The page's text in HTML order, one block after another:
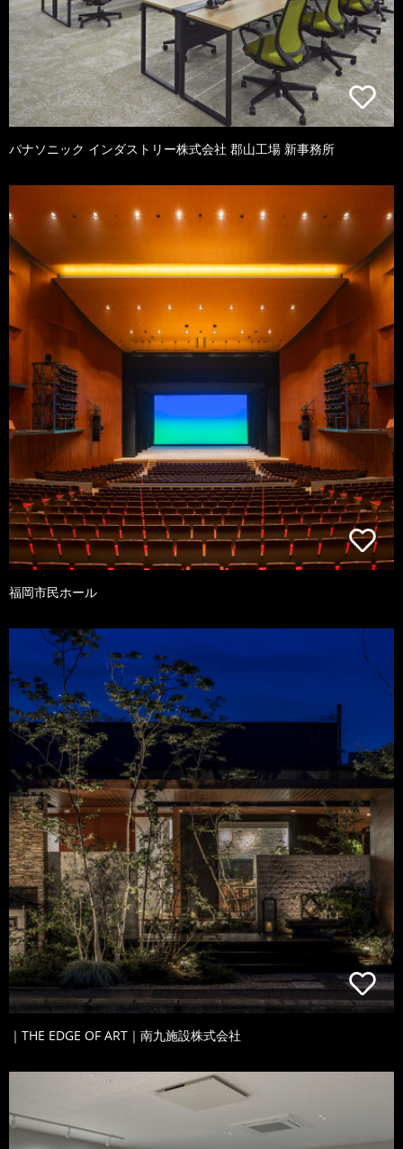
パナソニック インダストリー株式会社 郡山工場 新事務所
福岡市民ホール
｜THE EDGE OF ART｜南九施設株式会社